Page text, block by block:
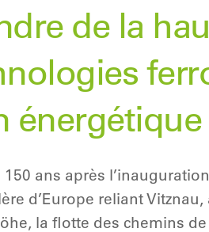
de la
énergétique
ans après
d’Europe reliant
la flotte des chemins